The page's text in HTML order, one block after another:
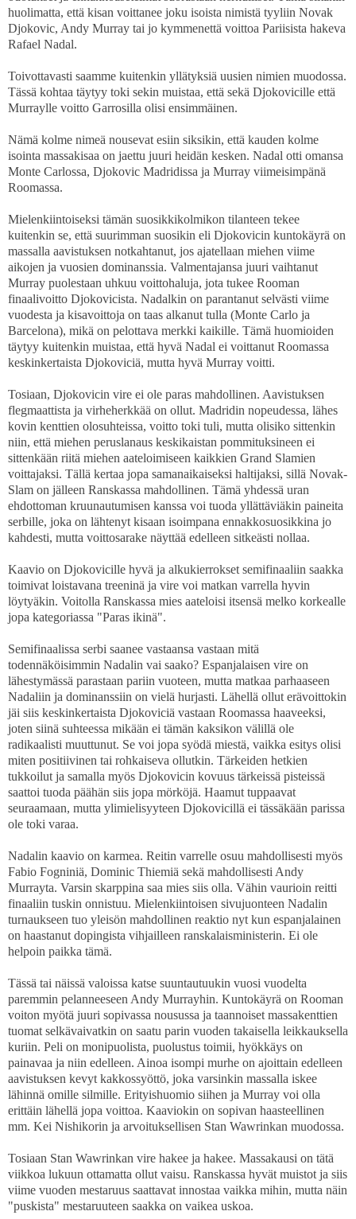
huolimatta, että kisan voittanee joku isoista nimistä tyyliin Novak
Djokovic, Andy Murray tai jo kymmenettä voittoa Pariisista hakeva
Rafael Nadal.
Toivottavasti saamme kuitenkin yllätyksiä uusien nimien muodossa.
Tässä kohtaa täytyy toki sekin muistaa, että sekä Djokovicille että
Murraylle voitto Garrosilla olisi ensimmäinen.
Nämä kolme nimeä nousevat esiin siksikin, että kauden kolme
isointa massakisaa on jaettu juuri heidän kesken. Nadal otti omansa
Monte Carlossa, Djokovic Madridissa ja Murray viimeisimpänä
Roomassa.
Mielenkiintoiseksi tämän suosikkikolmikon tilanteen tekee
kuitenkin se, että suurimman suosikin eli Djokovicin kuntokäyrä on
massalla aavistuksen notkahtanut, jos ajatellaan miehen viime
aikojen ja vuosien dominanssia. Valmentajansa juuri vaihtanut
Murray puolestaan uhkuu voittohaluja, jota tukee Rooman
finaalivoitto Djokovicista. Nadalkin on parantanut selvästi viime
vuodesta ja kisavoittoja on taas alkanut tulla (Monte Carlo ja
Barcelona), mikä on pelottava merkki kaikille. Tämä huomioiden
täytyy kuitenkin muistaa, että hyvä Nadal ei voittanut Roomassa
keskinkertaista Djokoviciä, mutta hyvä Murray voitti.
Tosiaan, Djokovicin vire ei ole paras mahdollinen. Aavistuksen
flegmaattista ja virheherkkää on ollut. Madridin nopeudessa, lähes
kovin kenttien olosuhteissa, voitto toki tuli, mutta olisiko sittenkin
niin, että miehen peruslanaus keskikaistan pommituksineen ei
sittenkään riitä miehen aateloimiseen kaikkien Grand Slamien
voittajaksi. Tällä kertaa jopa samanaikaiseksi haltijaksi, sillä Novak-
Slam on jälleen Ranskassa mahdollinen. Tämä yhdessä uran
ehdottoman kruunautumisen kanssa voi tuoda yllättäviäkin paineita
serbille, joka on lähtenyt kisaan isoimpana ennakkosuosikkina jo
kahdesti, mutta voittosarake näyttää edelleen sitkeästi nollaa.
Kaavio on Djokovicille hyvä ja alkukierrokset semifinaaliin saakka
toimivat loistavana treeninä ja vire voi matkan varrella hyvin
löytyäkin. Voitolla Ranskassa mies aateloisi itsensä melko korkealle
jopa kategoriassa "Paras ikinä".
Semifinaalissa serbi saanee vastaansa vastaan mitä
todennäköisimmin Nadalin vai saako? Espanjalaisen vire on
lähestymässä parastaan pariin vuoteen, mutta matkaa parhaaseen
Nadaliin ja dominanssiin on vielä hurjasti. Lähellä ollut erävoittokin
jäi siis keskinkertaista Djokoviciä vastaan Roomassa haaveeksi,
joten siinä suhteessa mikään ei tämän kaksikon välillä ole
radikaalisti muuttunut. Se voi jopa syödä miestä, vaikka esitys olisi
miten positiivinen tai rohkaiseva ollutkin. Tärkeiden hetkien
tukkoilut ja samalla myös Djokovicin kovuus tärkeissä pisteissä
saattoi tuoda päähän siis jopa mörköjä. Haamut tuppaavat
seuraamaan, mutta ylimielisyyteen Djokovicillä ei tässäkään parissa
ole toki varaa.
Nadalin kaavio on karmea. Reitin varrelle osuu mahdollisesti myös
Fabio Fogniniä, Dominic Thiemiä sekä mahdollisesti Andy
Murrayta. Varsin skarppina saa mies siis olla. Vähin vaurioin reitti
finaaliin tuskin onnistuu. Mielenkiintoisen sivujuonteen Nadalin
turnaukseen tuo yleisön mahdollinen reaktio nyt kun espanjalainen
on haastanut dopingista vihjailleen ranskalaisministerin. Ei ole
helpoin paikka tämä.
Tässä tai näissä valoissa katse suuntautuukin vuosi vuodelta
paremmin pelanneeseen Andy Murrayhin. Kuntokäyrä on Rooman
voiton myötä juuri sopivassa nousussa ja taannoiset massakenttien
tuomat selkävaivatkin on saatu parin vuoden takaisella leikkauksella
kuriin. Peli on monipuolista, puolustus toimii, hyökkäys on
painavaa ja niin edelleen. Ainoa isompi murhe on ajoittain edelleen
aavistuksen kevyt kakkossyöttö, joka varsinkin massalla iskee
lähinnä omille silmille. Erityishuomio siihen ja Murray voi olla
erittäin lähellä jopa voittoa. Kaaviokin on sopivan haasteellinen
mm. Kei Nishikorin ja arvoituksellisen Stan Wawrinkan muodossa.
Tosiaan Stan Wawrinkan vire hakee ja hakee. Massakausi on tätä
viikkoa lukuun ottamatta ollut vaisu. Ranskassa hyvät muistot ja siis
viime vuoden mestaruus saattavat innostaa vaikka mihin, mutta näin
"puskista" mestaruuteen saakka on vaikea uskoa.